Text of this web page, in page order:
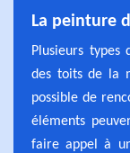
La peinture
Plusieurs
des toits de la
possible de
éléments
faire appel à